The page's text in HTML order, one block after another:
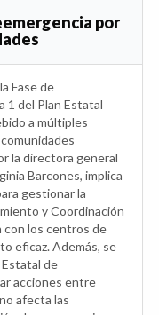
por
Fase de
1 del Plan Estatal
a múltiples
la directora general
Barcones, implica
gestionar la
y Coordinación
con los centros de
eficaz. Además, se
de
acciones entre
afecta las